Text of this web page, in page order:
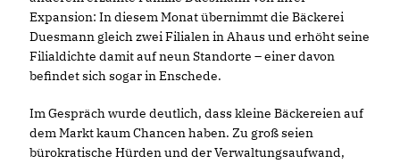
Expansion: In diesem Monat übernimmt die Bäckerei
Duesmann gleich zwei Filialen in Ahaus und erhöht seine
Filialdichte damit auf neun Standorte – einer davon
befindet sich sogar in Enschede.
Im Gespräch wurde deutlich, dass kleine Bäckereien auf
dem Markt kaum Chancen haben. Zu groß seien
bürokratische Hürden und der Verwaltungsaufwand,